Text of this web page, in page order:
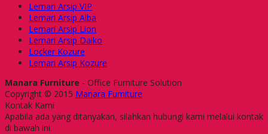
Lemari Arsip VIP
Lemari Arsip Alba
Lemari Arsip Lion
Lemari Arsip Daiko
Locker Kozure
Lemari Arsip Kozure
Manara Furniture - Office Furniture Solution
Copyright © 2015 Manara Furniture
Kontak Kami
Apabila ada yang ditanyakan, silahkan hubungi kami melalui kontak
di bawah ini.